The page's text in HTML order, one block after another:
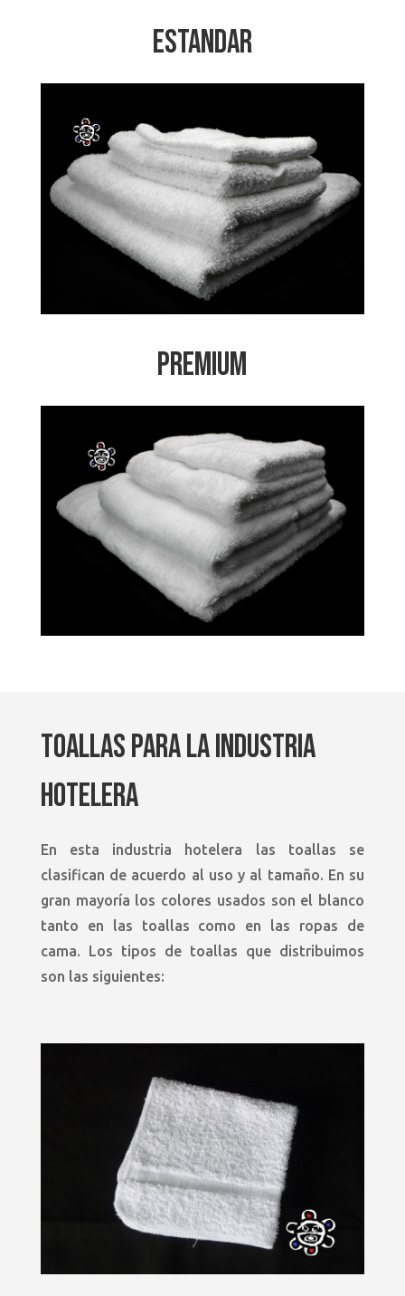
Estandar
Premium
TOALLAS PARA LA INDUSTRIA
HOTELERA
En esta industria hotelera las toallas se
clasifican de acuerdo al uso y al tamaño. En su
gran mayoría los colores usados son el blanco
tanto en las toallas como en las ropas de
cama. Los tipos de toallas que distribuimos
son las siguientes: